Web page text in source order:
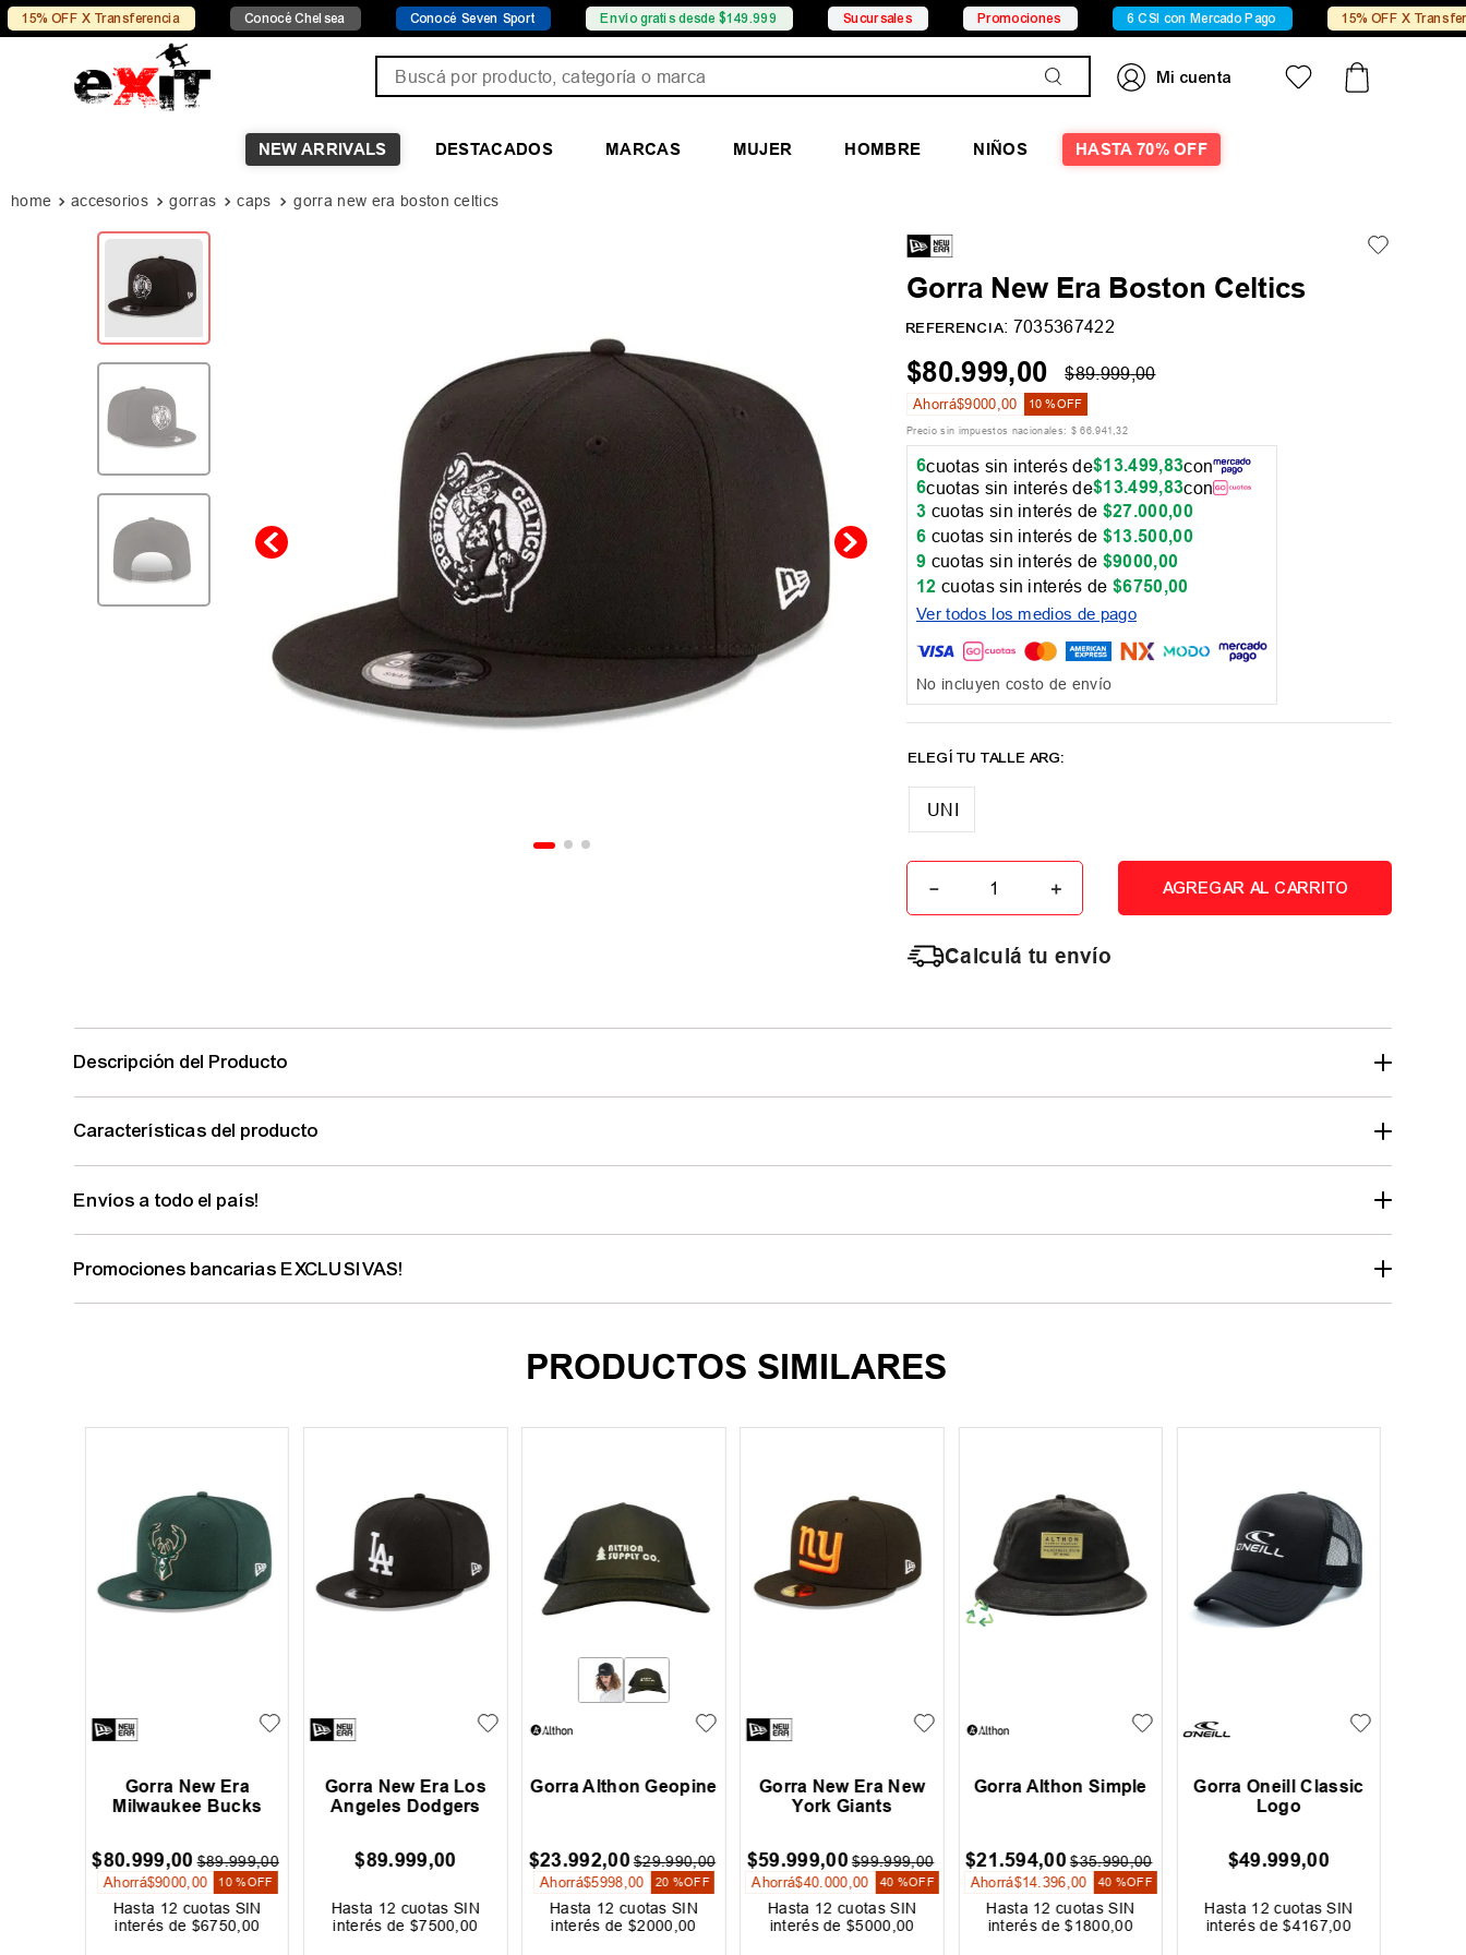
X Transferencia Conocé Chelsea Conocé Seven Sport Envío gratis desde $149.999 Sucursales Promociones 6 CSI con Mercado Pago 15% OFF X Transferencia
NEW ARRIVALS DESTACADOS MARCAS MUJER HOMBRE NIÑOS HASTA 70% OFF
accesorios gorras caps gorra new era boston celtics
Gorra New Era Boston Celtics
REFERENCIA: 7035367422
$80.999,00 $89.999,00
Ahorrá$9000,00 10 %OFF
Precio sin impuestos nacionales: $ 66.941,32
6cuotas sin interés de$13.499,83con
6cuotas sin interés de$13.499,83con
3 cuotas sin interés de $27.000,00
6 cuotas sin interés de $13.500,00
9 cuotas sin interés de $9000,00
12 cuotas sin interés de$6750,00
Ver todos los medios de pago
No incluyen costo de envío
UNI
＋
－ AGREGAR AL CARRITO
Calculá tu envío
Descripción del Producto
Características del producto
Envíos a todo el país!
Promociones bancarias EXCLUSIVAS!
PRODUCTOS SIMILARES
Gorra New Era
Milwaukee Bucks
$80.999,00 $89.999,00
Ahorrá$9000 00 10 %OFF
Hasta 12 cuotas SIN
interés de $6750 00
Gorra New Era Los
Angeles Dodgers
$89.999,00
Hasta 12 cuotas SIN
interés de $7500 00
Gorra Althon Geopine
$23.992,00 $29.990,00
Ahorrá$5998 00 20 %OFF
Hasta 12 cuotas SIN
interés de $2000 00
Gorra New Era New
York Giants
$59.999,00 $99.999,00
Ahorrá$40 000 00 40 %OFF
Hasta 12 cuotas SIN
interés de $5000 00
Gorra Althon Simple
$21.594,00 $35.990,00
Ahorrá$14 396 00 40 %OFF
Hasta 12 cuotas SIN
interés de$1800 00
Gorra Oneill Classic
Logo
$49.999,00
Hasta 12 cuotas SIN
interés de$4167,00